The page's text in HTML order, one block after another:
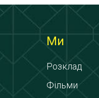
Ми
Розклад
Фільми